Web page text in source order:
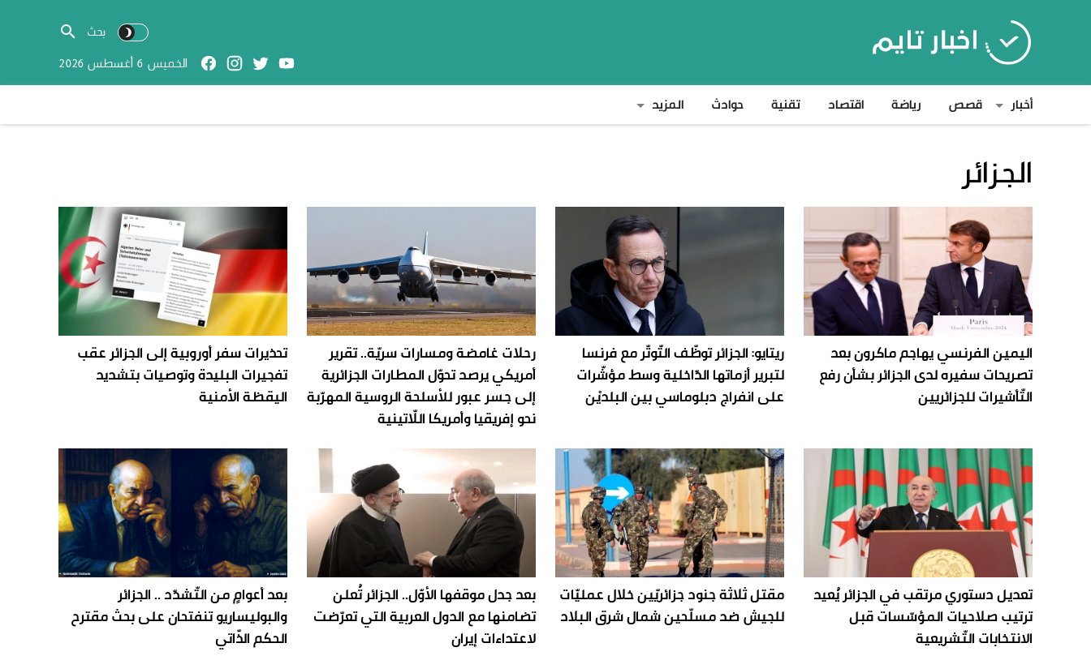
الخميس 6 أغسطس 2026
أخبار
قصص رياضة اقتصاد تقنية حوادث المزيد
الجزائر
اليمين الفرنسي يهاجم ماكرون بعد
تصريحات سفيره لدى الجزائر بشأن رفع
التّأشيرات للجزائريين
ريتايو: الجزائر توظّف التّوتّر مع فرنسا
لتبرير أزماتها الدّاخلية وسط مؤشّرات
على انفراج دبلوماسي بين البلديْن
رحلات غامضة ومسارات سريّة.. تقرير
أمريكي يرصد تحوّل المطارات الجزائرية
إلى جسر عبور للأسلحة الروسية المهرّبة
نحو إفريقيا وأمريكا اللّاتينية
تحذيرات سفر أوروبية إلى الجزائر عقب
تفجيرات البليدة وتوصيات بتشديد
اليقظة الأمنية
تعديل دستوري مرتقب في الجزائر يُعيد
ترتيب صلاحيات المؤسّسات قبل
الانتخابات التّشريعية
مقتل ثلاثة جنود جزائريّين خلال عمليّات
للجيش ضد مسلّحين شمال شرق البلاد
بعد جدل موقفها الأوّل.. الجزائر تُعلن
تضامنها مع الدول العربية التي تعرّضت
لاعتداءات إيران
بعد أعوامٍ من التّشدّد .. الجزائر
والبوليساريو تنفتحان على بحث مقترح
الحكم الذّاتي